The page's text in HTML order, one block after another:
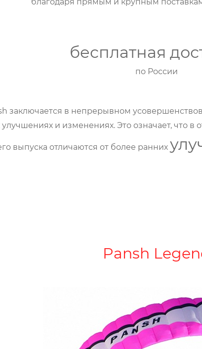
бесплатная
по России
заключается в непрерывном
и изменениях. Это означает, что в
выпуска отличаются от более ранних
Pansh